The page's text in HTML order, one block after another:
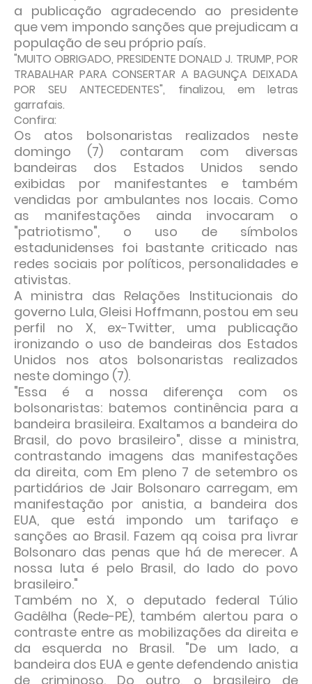
a publicação agradecendo ao presidente
que vem impondo sanções que prejudicam a
população de seu próprio país.
"MUITO OBRIGADO, PRESIDENTE DONALD J. TRUMP, POR
TRABALHAR PARA CONSERTAR A BAGUNÇA DEIXADA
POR SEU ANTECEDENTES", finalizou, em letras
garrafais.
Confira:
Os atos bolsonaristas realizados neste
domingo (7) contaram com diversas
bandeiras dos Estados Unidos sendo
exibidas por manifestantes e também
vendidas por ambulantes nos locais. Como
as manifestações ainda invocaram o
"patriotismo", o uso de símbolos
estadunidenses foi bastante criticado nas
redes sociais por políticos, personalidades e
ativistas.
A ministra das Relações Institucionais do
governo Lula, Gleisi Hoffmann, postou em seu
perfil no X, ex-Twitter, uma publicação
ironizando o uso de bandeiras dos Estados
Unidos nos atos bolsonaristas realizados
neste domingo (7).
"Essa é a nossa diferença com os
bolsonaristas: batemos continência para a
bandeira brasileira. Exaltamos a bandeira do
Brasil, do povo brasileiro", disse a ministra,
contrastando imagens das manifestações
da direita, com Em pleno 7 de setembro os
partidários de Jair Bolsonaro carregam, em
manifestação por anistia, a bandeira dos
EUA, que está impondo um tarifaço e
sanções ao Brasil. Fazem qq coisa pra livrar
Bolsonaro das penas que há de merecer. A
nossa luta é pelo Brasil, do lado do povo
brasileiro."
Também no X, o deputado federal Túlio
Gadêlha (Rede-PE), também alertou para o
contraste entre as mobilizações da direita e
da esquerda no Brasil. "De um lado, a
bandeira dos EUA e gente defendendo anistia
de criminoso. Do outro, o brasileiro de